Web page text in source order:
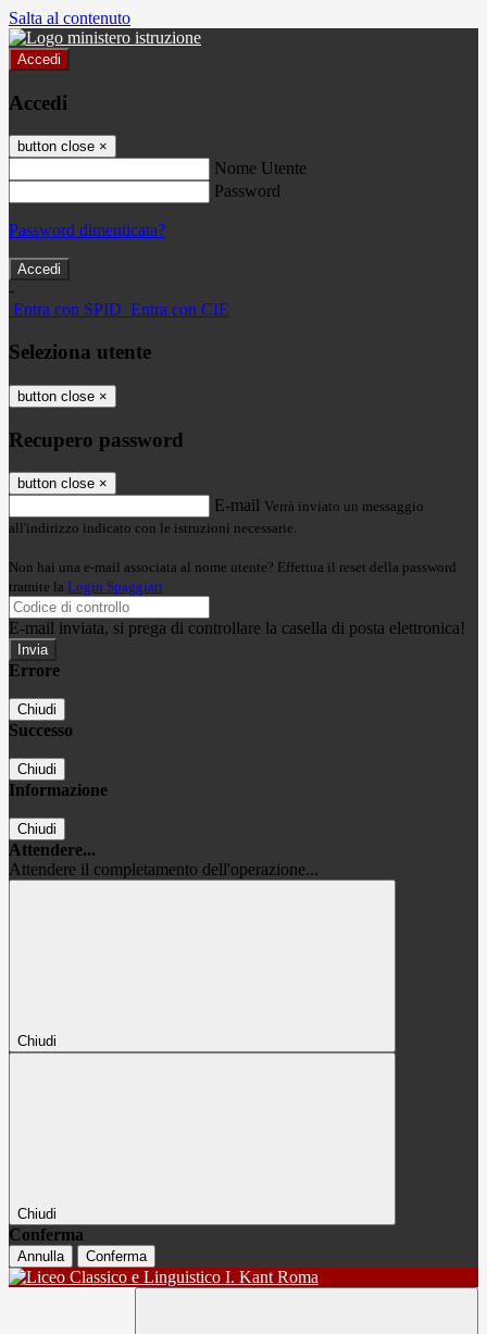
Salta al contenuto
Accedi
Accedi
button close ×
Nome Utente
Password
Password dimenticata?
-
Entra con SPID Entra con CIE
Seleziona utente
button close ×
Recupero password
button close ×
E-mail Verrà inviato un messaggio
all'indirizzo indicato con le istruzioni necessarie.
Non hai una e-mail associata al nome utente? Effettua il reset della password
tramite la Login Spaggiari
E-mail inviata, si prega di controllare la casella di posta elettronica!
Errore
Chiudi
Successo
Chiudi
Informazione
Chiudi
Attendere...
Attendere il completamento dell'operazione...
Chiudi
Chiudi
Conferma
Annulla Conferma